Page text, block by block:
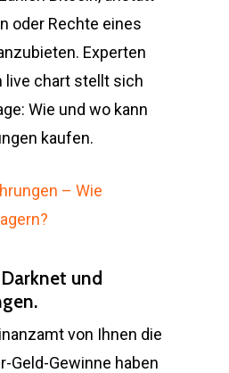
oder Rechte eines
Experten
live chart stellt sich
Wie und wo kann
kaufen.
– Wie
und
von Ihnen die
Geld-Gewinne haben